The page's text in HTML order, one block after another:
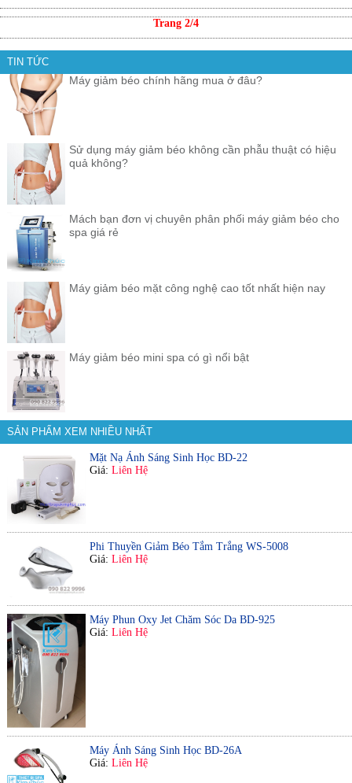
Trang 2/4
TIN TỨC
Máy giảm béo chính hãng mua ở đâu?
Sử dụng máy giảm béo không cần phẫu thuật có hiệu
quả không?
Mách bạn đơn vị chuyên phân phối máy giảm béo cho
spa giá rẻ
Máy giảm béo mặt công nghệ cao tốt nhất hiện nay
Máy giảm béo mini spa có gì nổi bật
SẢN PHẨM XEM NHIỀU NHẤT
Mặt Nạ Ánh Sáng Sinh Học BD-22
Giá: Liên Hệ
Phi Thuyền Giảm Béo Tắm Trắng WS-5008
Giá: Liên Hệ
Máy Phun Oxy Jet Chăm Sóc Da BD-925
Giá: Liên Hệ
Máy Ánh Sáng Sinh Học BD-26A
Giá: Liên Hệ